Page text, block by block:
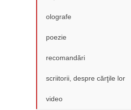
olografe
poezie
recomandări
scriitorii, despre cărţile lor
video